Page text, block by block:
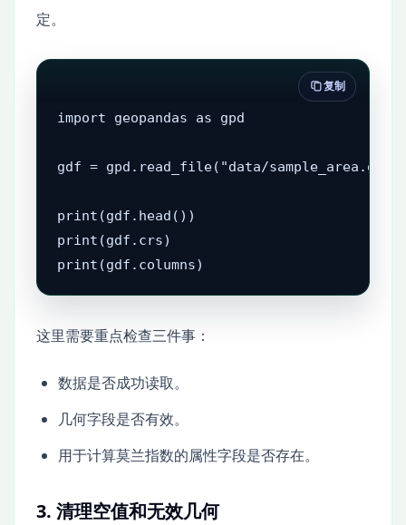
定。
import geopandas as gpd
gdf = gpd.read_file("data/
print(gdf.head())
print(gdf.crs)
print(gdf.columns)
复制
这里需要重点检查三件事：
数据是否成功读取。
几何字段是否有效。
用于计算莫兰指数的属性字段是否存在。
3. 清理空值和无效几何